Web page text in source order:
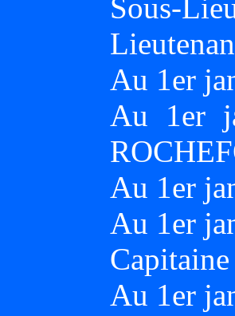
Sous-
Au 1er
Au 1er
Au 1er
Au 1er
Au 1er